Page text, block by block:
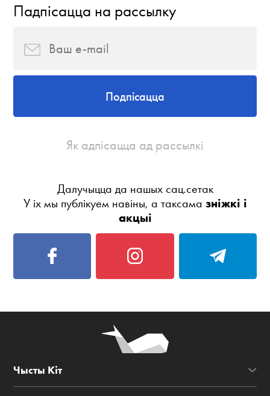
Падпісацца на рассылку
Подпісацца
Як адпісацца ад рассылкі
Далучыцца да нашых сац.сетак
У іх мы публікуем навіны, а таксама зніжкі і
акцыі
Чысты Кіт